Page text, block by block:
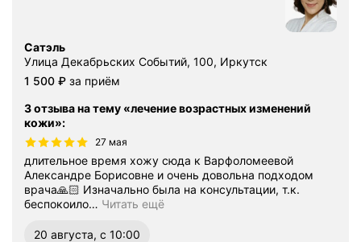
Сатэль
Улица Декабрьских Событий, 100, Иркутск
Цена
1500
1 500 ₽ за приём
3 отзыва на тему «лечение возрастных изменений
кожи»:
27 мая
длительное время хожу сюда к Варфоломеевой
Александре Борисовне и очень довольна подходом
врача🙏🏻 Изначально была на консультации, т.к.
беспокоило… Читать ещё
20 августа, с 10:00